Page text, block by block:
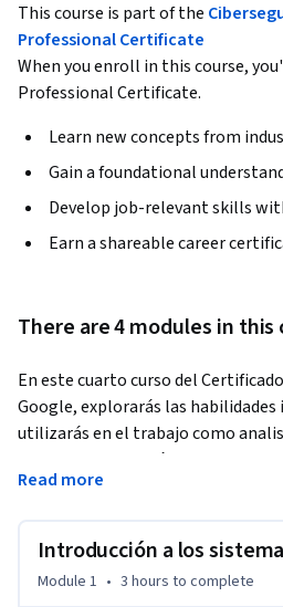
This course is part of the
Professional Certificate
When you enroll in this course,
Professional Certificate.
Learn new concepts from
Gain a foundational
Develop job-relevant skills
Earn a shareable career
There are 4 modules in this
En este cuarto curso del
Google, explorarás las
utilizarás en el trabajo como
Primero, practicarás el uso de
que utilizan comúnmente las/los
Linux a través del shell Bash para
sistema de archivos y autenticar a
SQL para comunicarte con una
Read more
Introducción a los
Module 1 • 3 hours to complete